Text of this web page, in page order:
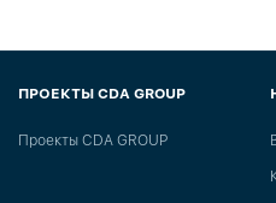
ПРОЕКТЫ CDA GROUP
Проекты CDA GROUP